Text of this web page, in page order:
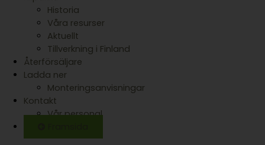
Historia
Våra resurser
Aktuellt
Tillverkning i Finland
Återförsäljare
Ladda ner
Monteringsanvisningar
Kontakt
Vår personal